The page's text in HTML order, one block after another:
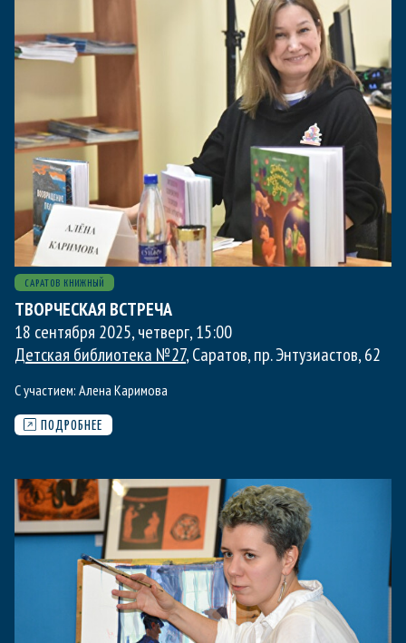
САРАТОВ КНИЖНЫЙ
ТВОРЧЕСКАЯ ВСТРЕЧА
18 сентября 2025, четверг,15:00
Детская библиотека №27, Саратов, пр. Энтузиастов, 62
С участием: Алена Каримова
ПОДРОБНЕЕ